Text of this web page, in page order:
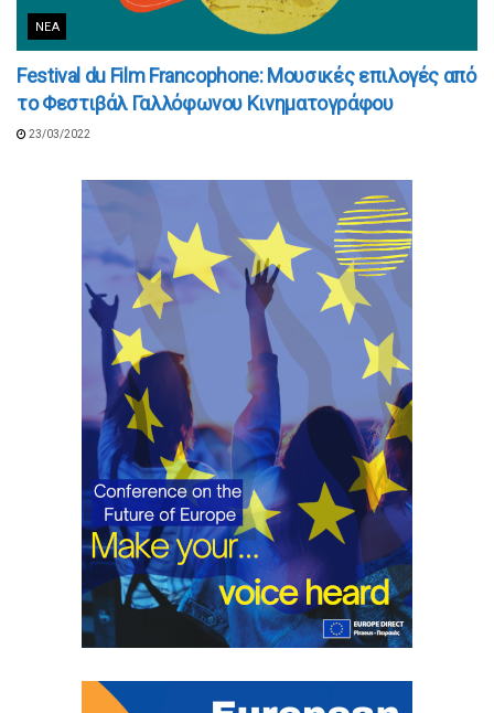
ΝΈΑ
Festival du Film Francophone: Μουσικές επιλογές από
το Φεστιβάλ Γαλλόφωνου Κινηματογράφου
23/03/2022